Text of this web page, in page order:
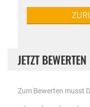
JETZT BEWERTEN
Zum Bewerten musst